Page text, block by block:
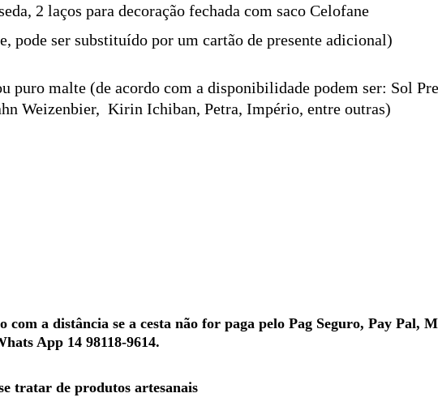
2 laços para decoração fechada com saco Celofane
pode ser substituído por um cartão de presente adicional)
puro malte (de acordo com a disponibilidade podem ser: Sol
Weizenbier, Kirin Ichiban, Petra, Império, entre outras)
com a distância se a cesta não for paga pelo Pag Seguro, Pay Pal,
App 14 98118-9614.
tratar de produtos artesanais